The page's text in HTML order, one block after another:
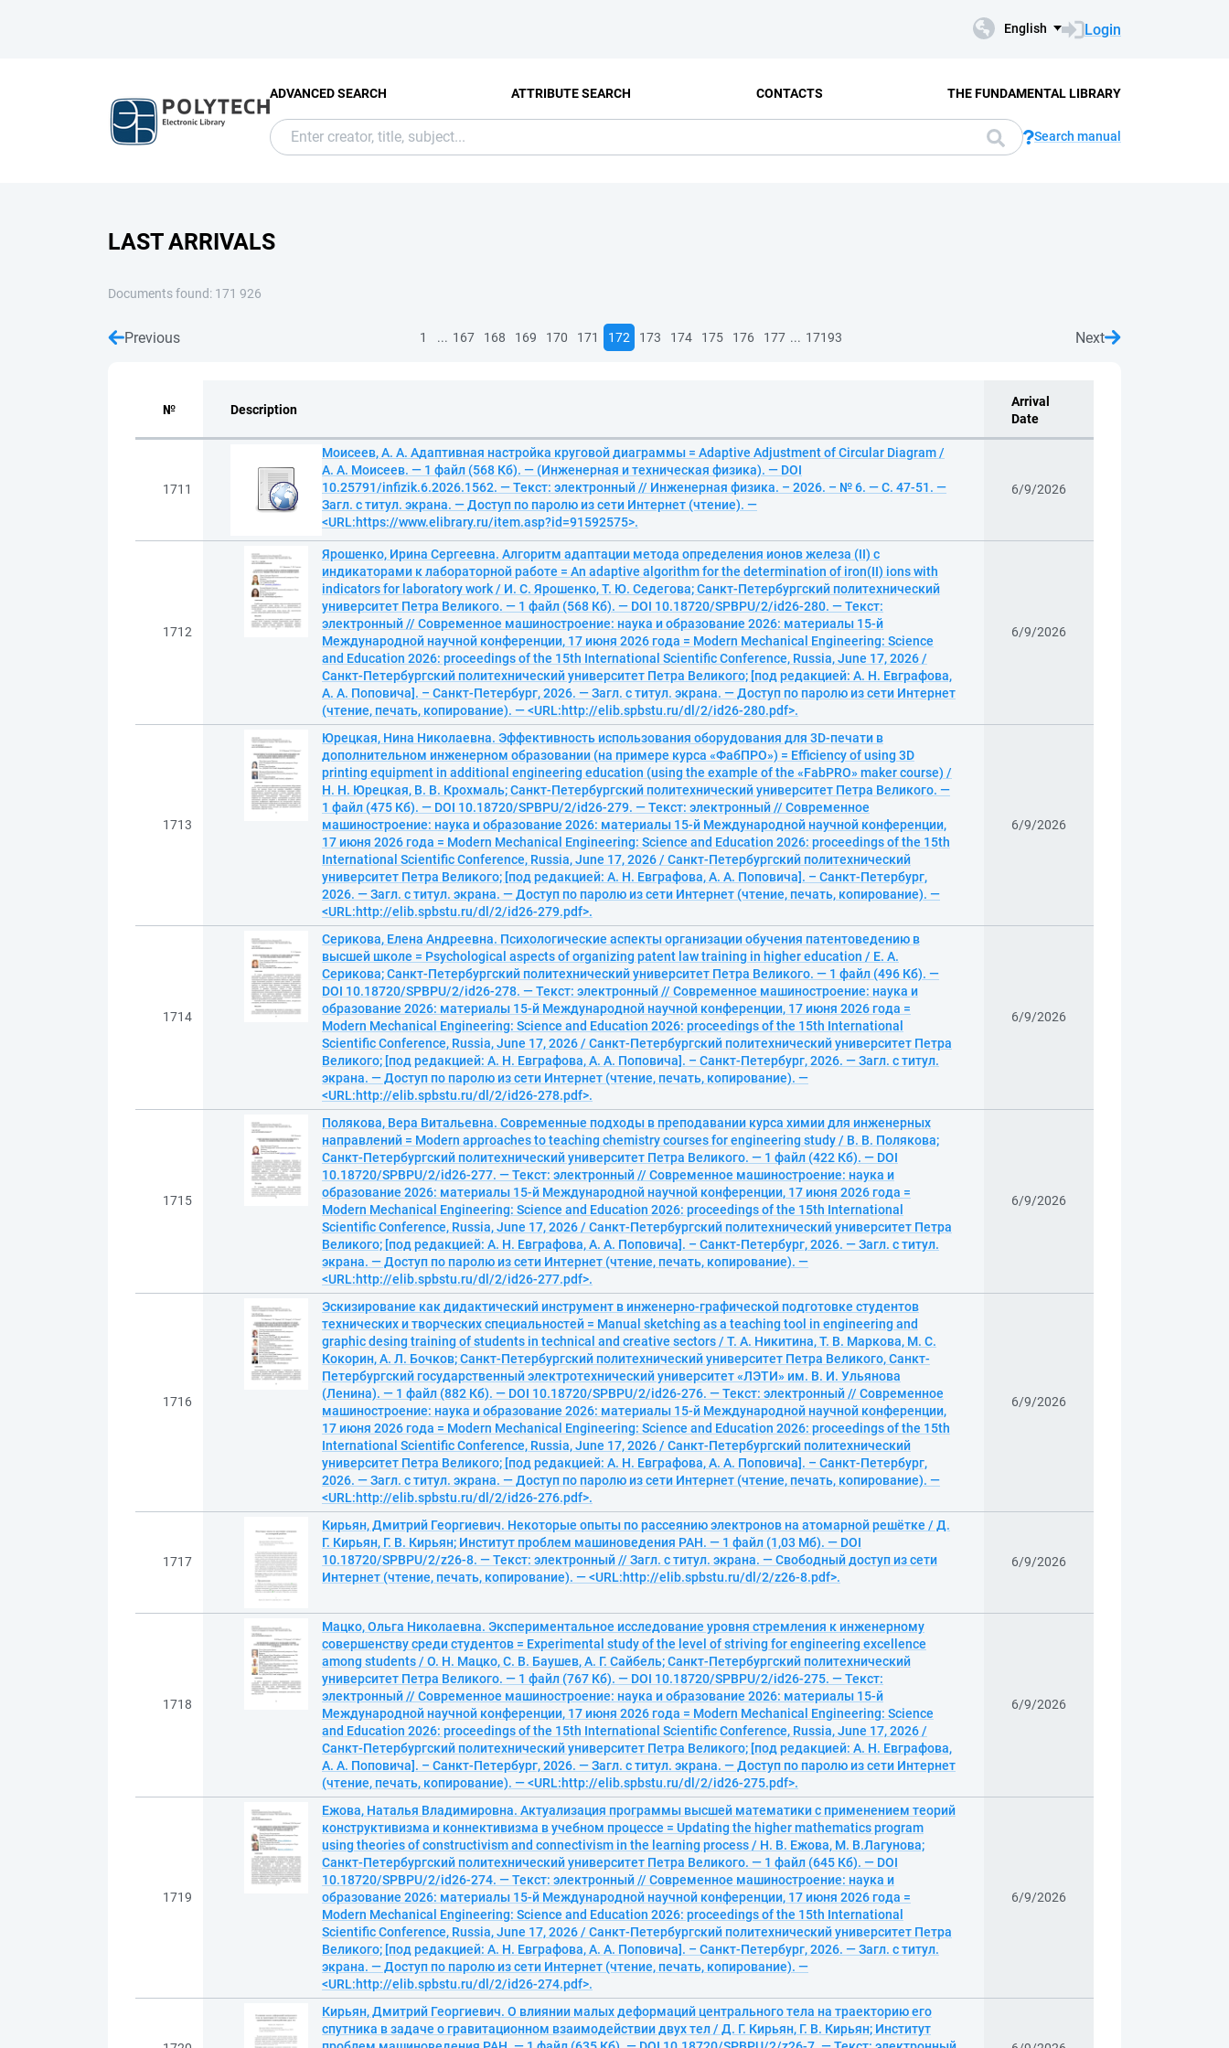
English Login
ADVANCED SEARCH ATTRIBUTE SEARCH CONTACTS THE FUNDAMENTAL LIBRARY
Search manual
LAST ARRIVALS
Documents found: 171 926
Previous 1 ... 167 168 169 170 171 172 173 174 175 176 177 ... 17193 Next
№ Description
Arrival
Date
1711
Моисеев, А. А. Адаптивная настройка круговой диаграммы = Adaptive Adjustment of Circular Diagram /
А. А. Моисеев. — 1 файл (568 Кб). — (Инженерная и техническая физика). — DOI
10.25791/infizik.6.2026.1562. — Текст: электронный // Инженерная физика. – 2026. – № 6. — С. 47-51. —
Загл. с титул. экрана. — Доступ по паролю из сети Интернет (чтение). —
<URL:https://www.elibrary.ru/item.asp?id=91592575>.
6/9/2026
1712
Ярошенко, Ирина Сергеевна. Алгоритм адаптации метода определения ионов железа (II) с
индикаторами к лабораторной работе = An adaptive algorithm for the determination of iron(II) ions with
indicators for laboratory work / И. С. Ярошенко, Т. Ю. Седегова; Санкт-Петербургский политехнический
университет Петра Великого. — 1 файл (568 Кб). — DOI 10.18720/SPBPU/2/id26-280. — Текст:
электронный // Современное машиностроение: наука и образование 2026: материалы 15-й
Международной научной конференции, 17 июня 2026 года = Modern Mechanical Engineering: Science
and Education 2026: proceedings of the 15th International Scientific Conference, Russia, June 17, 2026 /
Санкт-Петербургский политехнический университет Петра Великого; [под редакцией: А. Н. Евграфова,
А. А. Поповича]. – Санкт-Петербург, 2026. — Загл. с титул. экрана. — Доступ по паролю из сети Интернет
(чтение, печать, копирование). — <URL:http://elib.spbstu.ru/dl/2/id26-280.pdf>.
6/9/2026
1713
Юрецкая, Нина Николаевна. Эффективность использования оборудования для 3D-печати в
дополнительном инженерном образовании (на примере курса «ФабПРО») = Efficiency of using 3D
printing equipment in additional engineering education (using the example of the «FabPRO» maker course) /
Н. Н. Юрецкая, В. В. Крохмаль; Санкт-Петербургский политехнический университет Петра Великого. —
1 файл (475 Кб). — DOI 10.18720/SPBPU/2/id26-279. — Текст: электронный // Современное
машиностроение: наука и образование 2026: материалы 15-й Международной научной конференции,
17 июня 2026 года = Modern Mechanical Engineering: Science and Education 2026: proceedings of the 15th
International Scientific Conference, Russia, June 17, 2026 / Санкт-Петербургский политехнический
университет Петра Великого; [под редакцией: А. Н. Евграфова, А. А. Поповича]. – Санкт-Петербург,
2026. — Загл. с титул. экрана. — Доступ по паролю из сети Интернет (чтение, печать, копирование). —
<URL:http://elib.spbstu.ru/dl/2/id26-279.pdf>.
6/9/2026
1714
Серикова, Елена Андреевна. Психологические аспекты организации обучения патентоведению в
высшей школе = Psychological aspects of organizing patent law training in higher education / Е. А.
Серикова; Санкт-Петербургский политехнический университет Петра Великого. — 1 файл (496 Кб). —
DOI 10.18720/SPBPU/2/id26-278. — Текст: электронный // Современное машиностроение: наука и
образование 2026: материалы 15-й Международной научной конференции, 17 июня 2026 года =
Modern Mechanical Engineering: Science and Education 2026: proceedings of the 15th International
Scientific Conference, Russia, June 17, 2026 / Санкт-Петербургский политехнический университет Петра
Великого; [под редакцией: А. Н. Евграфова, А. А. Поповича]. – Санкт-Петербург, 2026. — Загл. с титул.
экрана. — Доступ по паролю из сети Интернет (чтение, печать, копирование). —
<URL:http://elib.spbstu.ru/dl/2/id26-278.pdf>.
6/9/2026
1715
Полякова, Вера Витальевна. Современные подходы в преподавании курса химии для инженерных
направлений = Modern approaches to teaching chemistry courses for engineering study / В. В. Полякова;
Санкт-Петербургский политехнический университет Петра Великого. — 1 файл (422 Кб). — DOI
10.18720/SPBPU/2/id26-277. — Текст: электронный // Современное машиностроение: наука и
образование 2026: материалы 15-й Международной научной конференции, 17 июня 2026 года =
Modern Mechanical Engineering: Science and Education 2026: proceedings of the 15th International
Scientific Conference, Russia, June 17, 2026 / Санкт-Петербургский политехнический университет Петра
Великого; [под редакцией: А. Н. Евграфова, А. А. Поповича]. – Санкт-Петербург, 2026. — Загл. с титул.
экрана. — Доступ по паролю из сети Интернет (чтение, печать, копирование). —
<URL:http://elib.spbstu.ru/dl/2/id26-277.pdf>.
6/9/2026
1716
Эскизирование как дидактический инструмент в инженерно-графической подготовке студентов
технических и творческих специальностей = Manual sketching as a teaching tool in engineering and
graphic desing training of students in technical and creative sectors / Т. А. Никитина, Т. В. Маркова, М. С.
Кокорин, А. Л. Бочков; Санкт-Петербургский политехнический университет Петра Великого, Санкт-
Петербургский государственный электротехнический университет «ЛЭТИ» им. В. И. Ульянова
(Ленина). — 1 файл (882 Кб). — DOI 10.18720/SPBPU/2/id26-276. — Текст: электронный // Современное
машиностроение: наука и образование 2026: материалы 15-й Международной научной конференции,
17 июня 2026 года = Modern Mechanical Engineering: Science and Education 2026: proceedings of the 15th
International Scientific Conference, Russia, June 17, 2026 / Санкт-Петербургский политехнический
университет Петра Великого; [под редакцией: А. Н. Евграфова, А. А. Поповича]. – Санкт-Петербург,
2026. — Загл. с титул. экрана. — Доступ по паролю из сети Интернет (чтение, печать, копирование). —
<URL:http://elib.spbstu.ru/dl/2/id26-276.pdf>.
6/9/2026
1717
Кирьян, Дмитрий Георгиевич. Некоторые опыты по рассеянию электронов на атомарной решётке / Д.
Г. Кирьян, Г. В. Кирьян; Институт проблем машиноведения РАН. — 1 файл (1,03 Мб). — DOI
10.18720/SPBPU/2/z26-8. — Текст: электронный // Загл. с титул. экрана. — Свободный доступ из сети
Интернет (чтение, печать, копирование). — <URL:http://elib.spbstu.ru/dl/2/z26-8.pdf>.
6/9/2026
1718
Мацко, Ольга Николаевна. Экспериментальное исследование уровня стремления к инженерному
совершенству среди студентов = Experimental study of the level of striving for engineering excellence
among students / О. Н. Мацко, С. В. Баушев, А. Г. Сайбель; Санкт-Петербургский политехнический
университет Петра Великого. — 1 файл (767 Кб). — DOI 10.18720/SPBPU/2/id26-275. — Текст:
электронный // Современное машиностроение: наука и образование 2026: материалы 15-й
Международной научной конференции, 17 июня 2026 года = Modern Mechanical Engineering: Science
and Education 2026: proceedings of the 15th International Scientific Conference, Russia, June 17, 2026 /
Санкт-Петербургский политехнический университет Петра Великого; [под редакцией: А. Н. Евграфова,
А. А. Поповича]. – Санкт-Петербург, 2026. — Загл. с титул. экрана. — Доступ по паролю из сети Интернет
(чтение, печать, копирование). — <URL:http://elib.spbstu.ru/dl/2/id26-275.pdf>.
6/9/2026
1719
Ежова, Наталья Владимировна. Актуализация программы высшей математики с применением теорий
конструктивизма и коннективизма в учебном процессе = Updating the higher mathematics program
using theories of constructivism and connectivism in the learning process / Н. В. Ежова, М. В.Лагунова;
Санкт-Петербургский политехнический университет Петра Великого. — 1 файл (645 Кб). — DOI
10.18720/SPBPU/2/id26-274. — Текст: электронный // Современное машиностроение: наука и
образование 2026: материалы 15-й Международной научной конференции, 17 июня 2026 года =
Modern Mechanical Engineering: Science and Education 2026: proceedings of the 15th International
Scientific Conference, Russia, June 17, 2026 / Санкт-Петербургский политехнический университет Петра
Великого; [под редакцией: А. Н. Евграфова, А. А. Поповича]. – Санкт-Петербург, 2026. — Загл. с титул.
экрана. — Доступ по паролю из сети Интернет (чтение, печать, копирование). —
<URL:http://elib.spbstu.ru/dl/2/id26-274.pdf>.
6/9/2026
Кирьян, Дмитрий Георгиевич. О влиянии малых деформаций центрального тела на траекторию его
спутника в задаче о гравитационном взаимодействии двух тел / Д. Г. Кирьян, Г. В. Кирьян; Институт